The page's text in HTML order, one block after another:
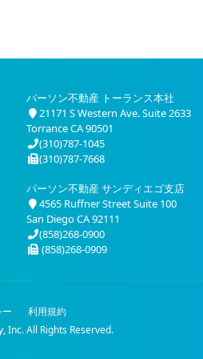
パーソン不動産 トーランス本社
21171 S Western Ave. Suite 2633
Torrance CA 90501
(310)787-1045
(310)787-7668
パーソン不動産 サンディエゴ支店
4565 Ruffner Street Suite 100
San Diego CA 92111
(858)268-0900
(858)268-0909
利用規約
Inc. All Rights Reserved.